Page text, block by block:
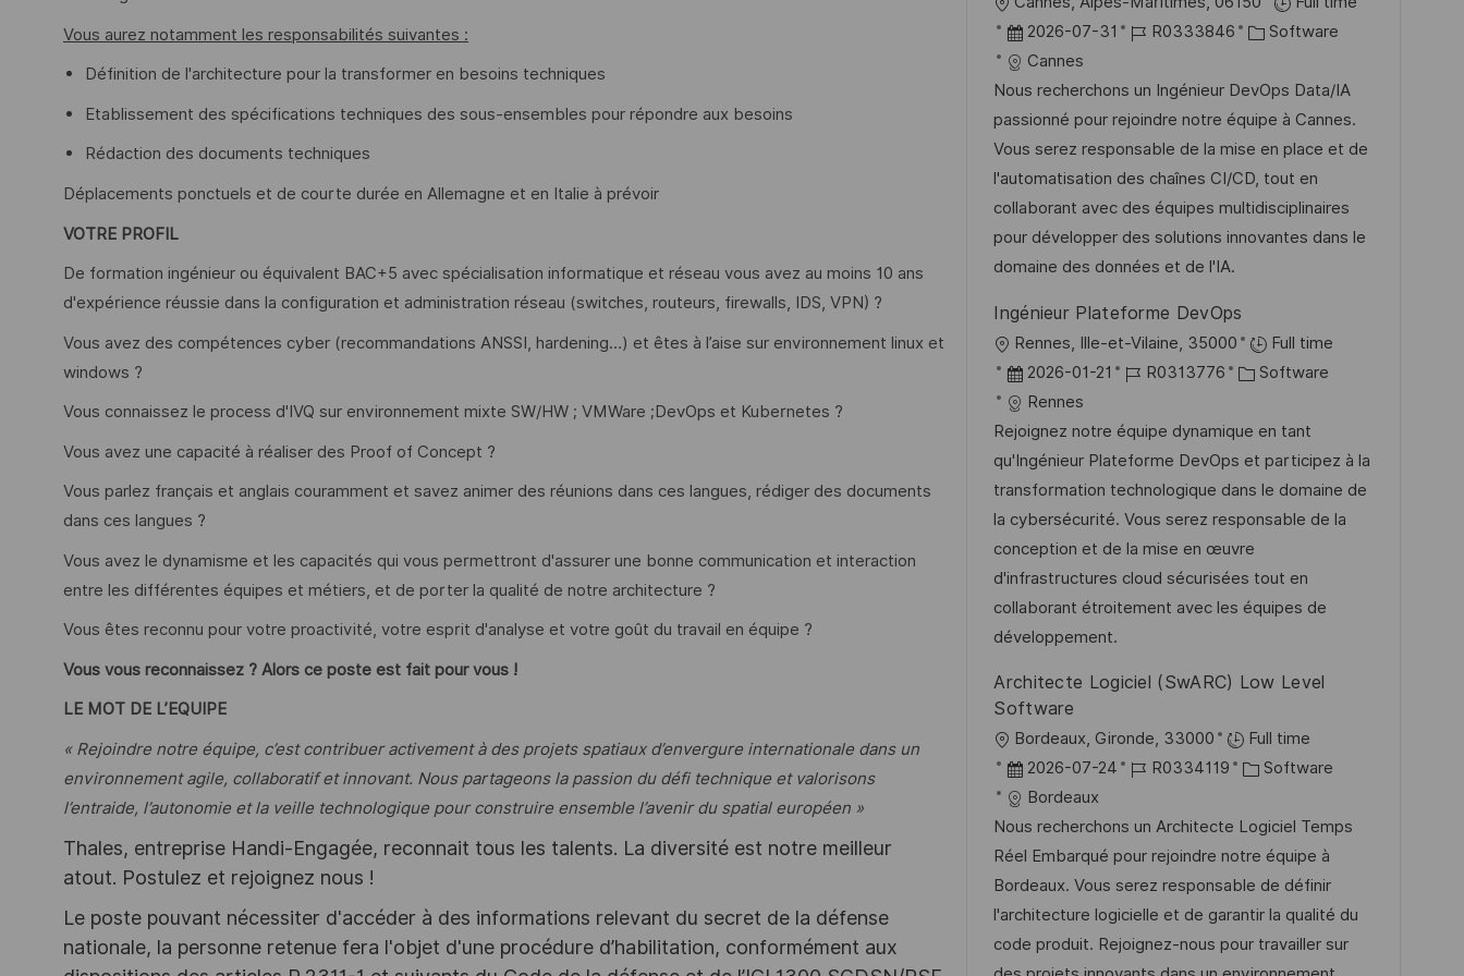
Vous aurez notamment les responsabilités suivantes :
Définition de l'architecture pour la transformer en besoins techniques
Etablissement des spécifications techniques des sous-ensembles pour répondre aux besoins
Rédaction des documents techniques
Déplacements ponctuels et de courte durée en Allemagne et en Italie à prévoir
VOTRE PROFIL
De formation ingénieur ou équivalent BAC+5 avec spécialisation informatique et réseau vous avez au moins 10 ans
d'expérience réussie dans la configuration et administration réseau (switches, routeurs, firewalls, IDS, VPN) ?
Vous avez des compétences cyber (recommandations ANSSI, hardening…) et êtes à l’aise sur environnement linux et
windows ?
Vous connaissez le process d'IVQ sur environnement mixte SW/HW ; VMWare ;DevOps et Kubernetes ?
Vous avez une capacité à réaliser des Proof of Concept ?
Vous parlez français et anglais couramment et savez animer des réunions dans ces langues, rédiger des documents
dans ces langues ?
Vous avez le dynamisme et les capacités qui vous permettront d'assurer une bonne communication et interaction
entre les différentes équipes et métiers, et de porter la qualité de notre architecture ?
Vous êtes reconnu pour votre proactivité, votre esprit d'analyse et votre goût du travail en équipe ?
Vous vous reconnaissez ? Alors ce poste est fait pour vous !
LE MOT DE L’EQUIPE
« Rejoindre notre équipe, c’est contribuer activement à des projets spatiaux d’envergure internationale dans un
environnement agile, collaboratif et innovant. Nous partageons la passion du défi technique et valorisons
l’entraide, l’autonomie et la veille technologique pour construire ensemble l’avenir du spatial européen »
Thales, entreprise Handi-Engagée, reconnait tous les talents. La diversité est notre meilleur
atout. Postulez et rejoignez nous !
Le poste pouvant nécessiter d'accéder à des informations relevant du secret de la défense
nationale, la personne retenue fera l'objet d'une procédure d’habilitation, conformément aux
g
r
ö
f
f
e
n
t
l
i
c
h
u
n
g
r
t
D
a
t
u
m
d
e
r
V
r
ö
f
f
e
n
t
i
c
h
u
n
g
2026-07-31
J
b
-
I
D
R0333846
K
t
e
g
o
r
i
Software
Cannes
Nous recherchons un Ingénieur DevOps Data/IA
passionné pour rejoindre notre équipe à Cannes.
Vous serez responsable de la mise en place et de
l'automatisation des chaînes CI/CD, tout en
collaborant avec des équipes multidisciplinaires
pour développer des solutions innovantes dans le
domaine des données et de l'IA.
Ingénieur Plateforme DevOps
O
r
t
Rennes, Ille-et-Vilaine, 35000
Full time
D
a
t
u
m
d
e
r
V
e
ö
e
n
2026-01-21
J
b
-
I
D
R0313776
K
t
e
g
o
r
i
e
Software
Rennes
Rejoignez notre équipe dynamique en tant
qu'Ingénieur Plateforme DevOps et participez à la
transformation technologique dans le domaine de
la cybersécurité. Vous serez responsable de la
conception et de la mise en œuvre
d'infrastructures cloud sécurisées tout en
collaborant étroitement avec les équipes de
développement.
Architecte Logiciel (SwARC) Low Level
Software
O
r
t
Bordeaux, Gironde, 33000
Full time
D
a
t
u
m
d
e
2026-07-24
J
b
-
I
D
R0334119
K
e
g
o
r
Software
Bordeaux
Nous recherchons un Architecte Logiciel Temps
Réel Embarqué pour rejoindre notre équipe à
Bordeaux. Vous serez responsable de définir
l'architecture logicielle et de garantir la qualité du
code produit. Rejoignez-nous pour travailler sur